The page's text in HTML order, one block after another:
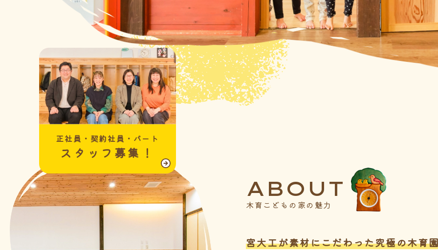
正社員・契約社員・パート
スタッフ募集！
ABOUT
木育こどもの家の魅力
宮大工が素材にこだわった究極の木育